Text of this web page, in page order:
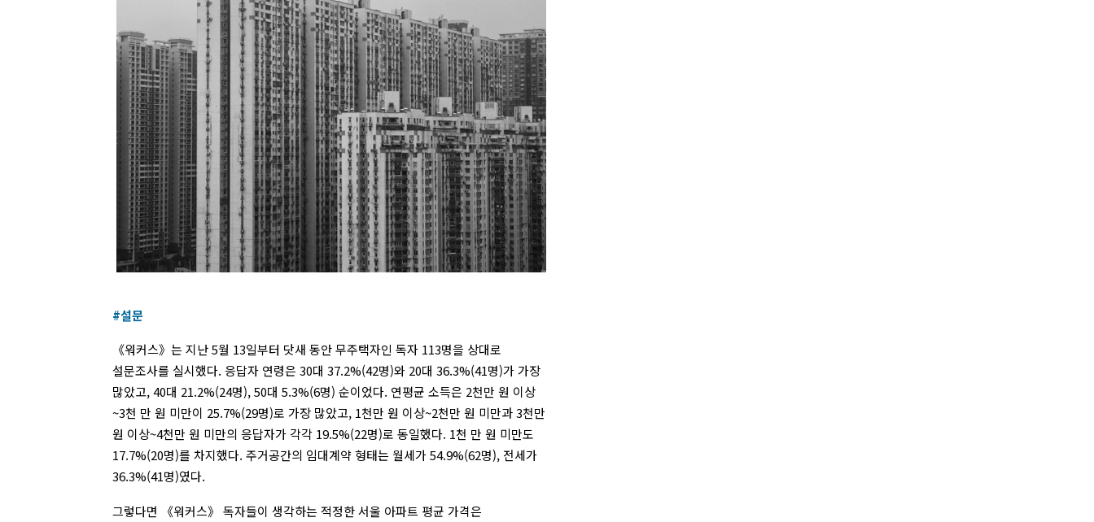
#설문
《워커스》는 지난 5월 13일부터 닷새 동안 무주택자인 독자 113명을 상대로
설문조사를 실시했다. 응답자 연령은 30대 37.2%(42명)와 20대 36.3%(41명)가 가장
많았고, 40대 21.2%(24명), 50대 5.3%(6명) 순이었다. 연평균 소득은 2천만 원 이상
~3천 만 원 미만이 25.7%(29명)로 가장 많았고, 1천만 원 이상~2천만 원 미만과 3천만
원 이상~4천만 원 미만의 응답자가 각각 19.5%(22명)로 동일했다. 1천 만 원 미만도
17.7%(20명)를 차지했다. 주거공간의 임대계약 형태는 월세가 54.9%(62명), 전세가
36.3%(41명)였다.
그렇다면 《워커스》 독자들이 생각하는 적정한 서울 아파트 평균 가격은